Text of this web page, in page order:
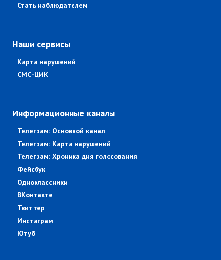
Стать наблюдателем
Наши сервисы
Карта нарушений
СМС-ЦИК
Информационные каналы
Телеграм: Основной канал
Телеграм: Карта нарушений
Телеграм: Хроника дня голосования
Фейсбук
Одноклассники
ВКонтакте
Твиттер
Инстаграм
Ютуб